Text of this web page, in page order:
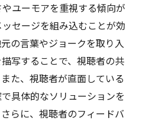
ユーモアを重視する傾向が
セージを組み込むことが効
の言葉やジョークを取り入
写することで、視聴者の共
た、視聴者が直面している
具体的なソリューションを
らに、視聴者のフィードバ